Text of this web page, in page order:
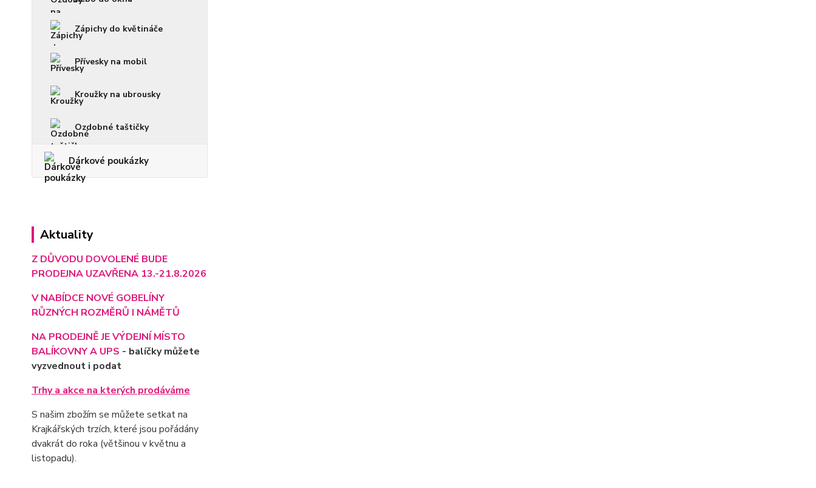
Zápichy do květináče
Přívesky na mobil
Kroužky na ubrousky
Ozdobné taštičky
Dárkové poukázky
Aktuality
Z DŮVODU DOVOLENÉ BUDE
PRODEJNA UZAVŘENA 13.-21.8.2026
V NABÍDCE NOVÉ GOBELÍNY
RŮZNÝCH ROZMĚRŮ I NÁMĚTŮ
NA PRODEJNĚ JE VÝDEJNÍ MÍSTO
BALÍKOVNY A UPS - balíčky můžete
vyzvednout i podat
Trhy a akce na kterých prodáváme
S našim zbožím se můžete setkat na
Krajkářských trzích, které jsou pořádány
dvakrát do roka (většinou v květnu a
listopadu).